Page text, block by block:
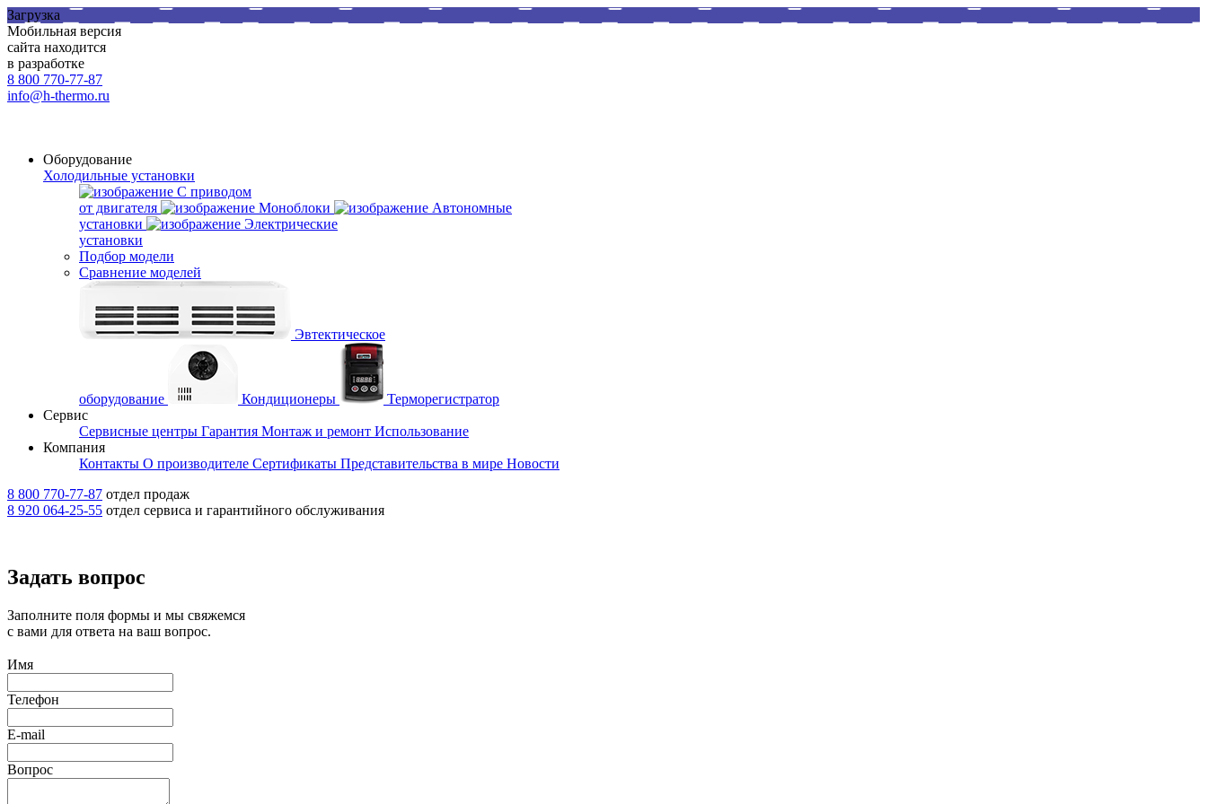
Загрузка
Мобильная версия
сайта находится
в разработке
8 800 770-77-87
info@h-thermo.ru
Оборудование
Холодильные установки
С приводом
от двигателя
Моноблоки
Автономные
установки
Электрические
установки
Подбор модели
Сравнение моделей
Эвтектическое
оборудование Кондиционеры
Терморегистратор
Сервис
Сервисные центры Гарантия Монтаж и ремонт Использование
Компания
Контакты О производителе Сертификаты Представительства в мире Новости
8 800 770-77-87 отдел продаж
8 920 064-25-55 отдел сервиса и гарантийного обслуживания
Задать вопрос
Заполните поля формы и мы свяжемся
с вами для ответа на ваш вопрос.
Имя
Телефон
E-mail
Вопрос